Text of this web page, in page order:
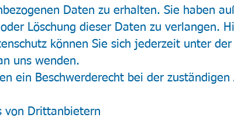
Daten zu erhalten. Sie haben
Löschung dieser Daten zu verlangen.
können Sie sich jederzeit unter
uns wenden.
ein Beschwerderecht bei der zuständigen
von Drittanbietern